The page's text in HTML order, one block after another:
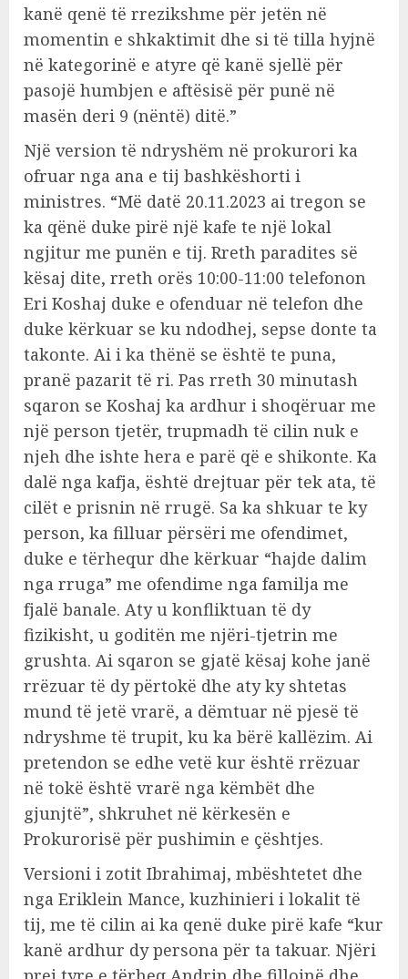
kanë qenë të rrezikshme për jetën në
momentin e shkaktimit dhe si të tilla hyjnë
në kategorinë e atyre që kanë sjellë për
pasojë humbjen e aftësisë për punë në
masën deri 9 (nëntë) ditë.”
Një version të ndryshëm në prokurori ka
ofruar nga ana e tij bashkëshorti i
ministres. “Më datë 20.11.2023 ai tregon se
ka qënë duke pirë një kafe te një lokal
ngjitur me punën e tij. Rreth paradites së
kësaj dite, rreth orës 10:00-11:00 telefonon
Eri Koshaj duke e ofenduar në telefon dhe
duke kërkuar se ku ndodhej, sepse donte ta
takonte. Ai i ka thënë se është te puna,
pranë pazarit të ri. Pas rreth 30 minutash
sqaron se Koshaj ka ardhur i shoqëruar me
një person tjetër, trupmadh të cilin nuk e
njeh dhe ishte hera e parë që e shikonte. Ka
dalë nga kafja, është drejtuar për tek ata, të
cilët e prisnin në rrugë. Sa ka shkuar te ky
person, ka filluar përsëri me ofendimet,
duke e tërhequr dhe kërkuar “hajde dalim
nga rruga” me ofendime nga familja me
fjalë banale. Aty u konfliktuan të dy
fizikisht, u goditën me njëri-tjetrin me
grushta. Ai sqaron se gjatë kësaj kohe janë
rrëzuar të dy përtokë dhe aty ky shtetas
mund të jetë vrarë, a dëmtuar në pjesë të
ndryshme të trupit, ku ka bërë kallëzim. Ai
pretendon se edhe vetë kur është rrëzuar
në tokë është vrarë nga këmbët dhe
gjunjtë”, shkruhet në kërkesën e
Prokurorisë për pushimin e çështjes.
Versioni i zotit Ibrahimaj, mbështetet dhe
nga Eriklein Mance, kuzhinieri i lokalit të
tij, me të cilin ai ka qenë duke pirë kafe “kur
kanë ardhur dy persona për ta takuar. Njëri